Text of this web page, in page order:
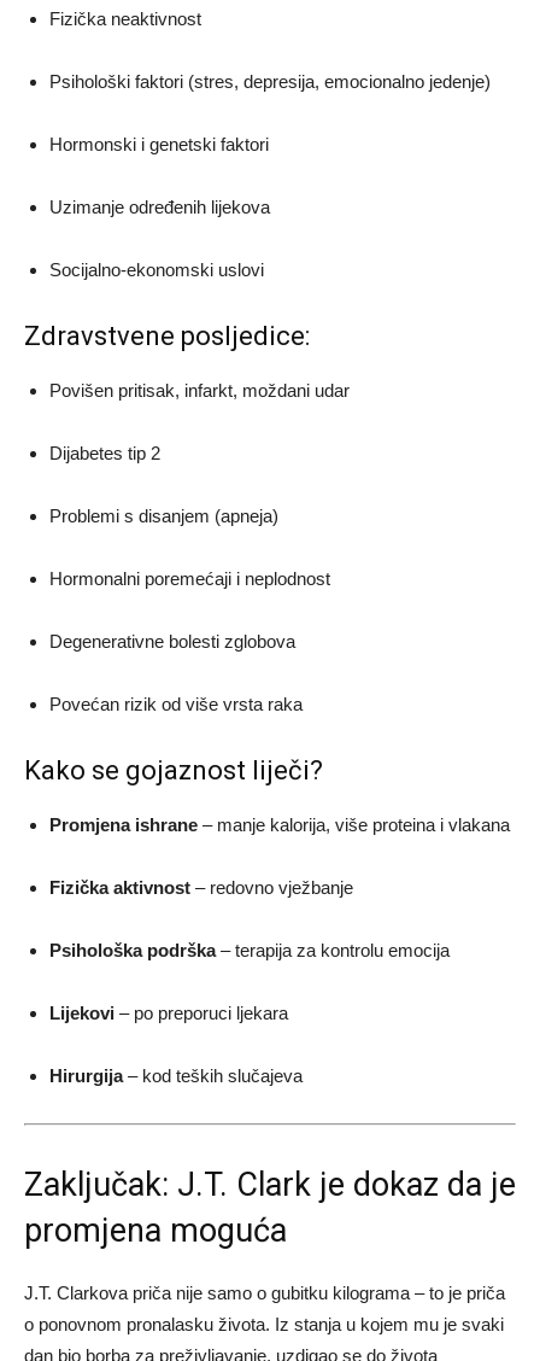
Fizička neaktivnost
Psihološki faktori (stres, depresija, emocionalno jedenje)
Hormonski i genetski faktori
Uzimanje određenih lijekova
Socijalno-ekonomski uslovi
Zdravstvene posljedice:
Povišen pritisak, infarkt, moždani udar
Dijabetes tip 2
Problemi s disanjem (apneja)
Hormonalni poremećaji i neplodnost
Degenerativne bolesti zglobova
Povećan rizik od više vrsta raka
Kako se gojaznost liječi?
Promjena ishrane – manje kalorija, više proteina i vlakana
Fizička aktivnost – redovno vježbanje
Psihološka podrška– terapija za kontrolu emocija
Lijekovi – po preporuci ljekara
Hirurgija– kod teških slučajeva
Zaključak: J.T. Clark je dokaz da je
promjena moguća
J.T. Clarkova priča nije samo o gubitku kilograma – to je priča
o ponovnom pronalasku života. Iz stanja u kojem mu je svaki
dan bio borba za preživljavanje, uzdigao se do života